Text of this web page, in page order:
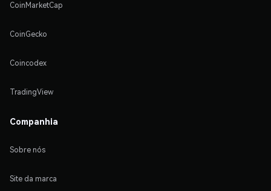
CoinMarketCap
CoinGecko
Coincodex
TradingView
Companhia
Sobre nós
Site da marca